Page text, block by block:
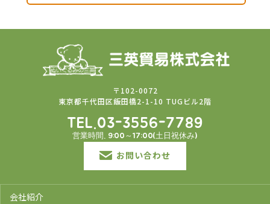
〒102-0072
東京都千代田区飯田橋2-1-10 TUGビル2階
TEL.03-3556-7789
営業時間. 9:00～17:00(土日祝休み)
お問い合わせ
会社紹介